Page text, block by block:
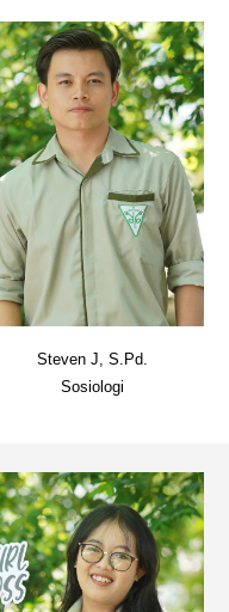
Steven J, S.Pd.
Sosiologi